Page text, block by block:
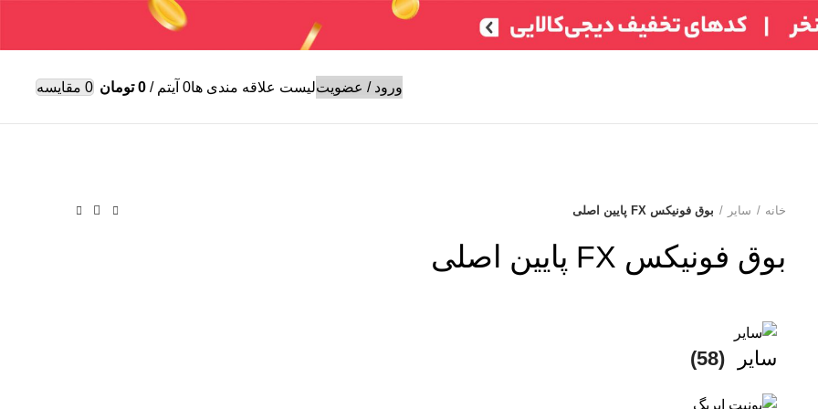
ورود / عضویتلیست علاقه مندی ها0 آیتم /
0 تومان 0 مقایسه
خانه
سایر بوق فونیکس FX پایین اصلی
بوق فونیکس FX پایین اصلی
سایر (58)